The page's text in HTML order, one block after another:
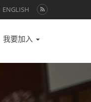
ENGLISH
我要加入